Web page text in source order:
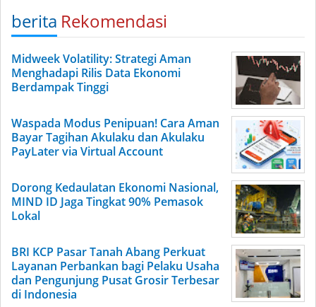
berita Rekomendasi
Midweek Volatility: Strategi Aman
Menghadapi Rilis Data Ekonomi
Berdampak Tinggi
Waspada Modus Penipuan! Cara Aman
Bayar Tagihan Akulaku dan Akulaku
PayLater via Virtual Account
Dorong Kedaulatan Ekonomi Nasional,
MIND ID Jaga Tingkat 90% Pemasok
Lokal
BRI KCP Pasar Tanah Abang Perkuat
Layanan Perbankan bagi Pelaku Usaha
dan Pengunjung Pusat Grosir Terbesar
di Indonesia